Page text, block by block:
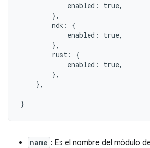
            enabled: true,
        },
        ndk: {
            enabled: true,
        },
        rust: {
            enabled: true,
        },
    },
name : Es el nombre del módulo